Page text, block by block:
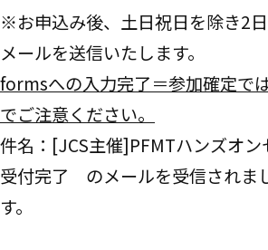
※お申込み後、土日祝日を除き2
メールを送信いたします。
formsへの入力完了＝参加確定で
でご注意ください。
件名：[JCS主催]PFMTハンズオ
受付完了 のメールを受信されま
す。